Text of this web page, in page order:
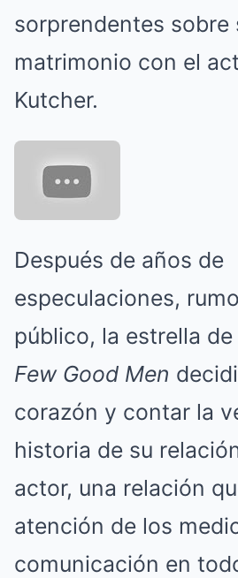
sorprendentes sobre
matrimonio con el
Kutcher.
Después de años de
especulaciones,
público, la estrella de
Few Good Men
corazón y contar la
historia de su
actor, una relación
atención de los
comunicación en